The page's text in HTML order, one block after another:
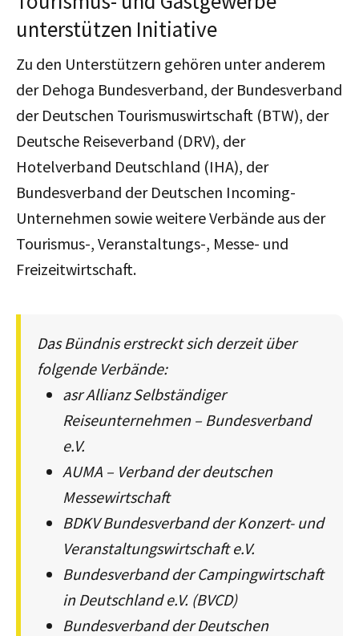
unterstützen Initiative
Zu den Unterstützern gehören unter anderem
der Dehoga Bundesverband, der Bundesverband
der Deutschen Tourismuswirtschaft (BTW), der
Deutsche Reiseverband (DRV), der
Hotelverband Deutschland (IHA), der
Bundesverband der Deutschen Incoming-
Unternehmen sowie weitere Verbände aus der
Tourismus-, Veranstaltungs-, Messe- und
Freizeitwirtschaft.
Das Bündnis erstreckt sich derzeit über
folgende Verbände:
asr Allianz Selbständiger
Reiseunternehmen – Bundesverband
e.V.
AUMA – Verband der deutschen
Messewirtschaft
BDKV Bundesverband der Konzert- und
Veranstaltungswirtschaft e.V.
Bundesverband der Campingwirtschaft
in Deutschland e.V. (BVCD)
Bundesverband der Deutschen